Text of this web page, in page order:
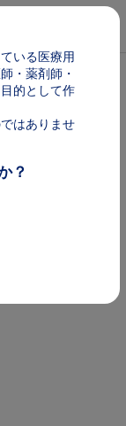
ツに移動
門クリニ
の冒険”
いる医療用
・薬剤師・
的として作
はありませ
？